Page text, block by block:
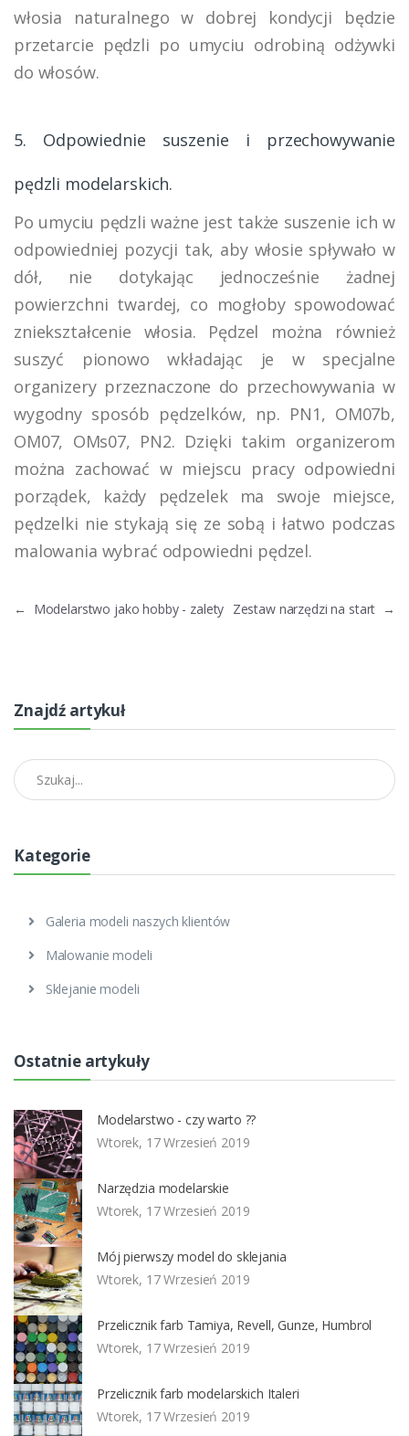
włosia naturalnego w dobrej kondycji będzie
przetarcie pędzli po umyciu odrobiną odżywki
do włosów.
5. Odpowiednie suszenie i przechowywanie
pędzli modelarskich.
Po umyciu pędzli ważne jest także suszenie ich w
odpowiedniej pozycji tak, aby włosie spływało w
dół, nie dotykając jednocześnie żadnej
powierzchni twardej, co mogłoby spowodować
zniekształcenie włosia. Pędzel można również
suszyć pionowo wkładając je w specjalne
organizery przeznaczone do przechowywania w
wygodny sposób pędzelków, np. PN1, OM07b,
OM07, OMs07, PN2. Dzięki takim organizerom
można zachować w miejscu pracy odpowiedni
porządek, każdy pędzelek ma swoje miejsce,
pędzelki nie stykają się ze sobą i łatwo podczas
malowania wybrać odpowiedni pędzel.
← Modelarstwo jako hobby - zalety Zestaw narzędzi na start →
Znajdź artykuł
Znajdź artykuł
Kategorie
Galeria modeli naszych klientów
Malowanie modeli
Sklejanie modeli
Ostatnie artykuły
Modelarstwo - czy warto ??
Wtorek, 17 Wrzesień 2019
Narzędzia modelarskie
Wtorek, 17 Wrzesień 2019
Mój pierwszy model do sklejania
Wtorek, 17 Wrzesień 2019
Przelicznik farb Tamiya, Revell, Gunze, Humbrol
Wtorek, 17 Wrzesień 2019
Przelicznik farb modelarskich Italeri
Wtorek, 17 Wrzesień 2019